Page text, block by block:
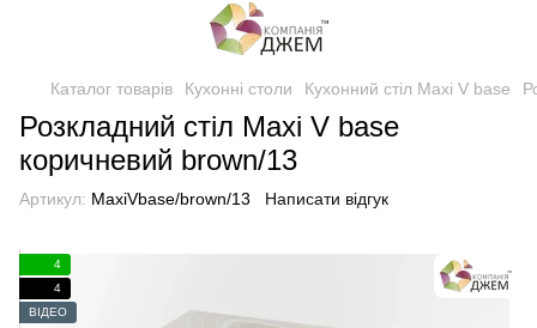
Каталог товарів Кухонні столи Кухонний стіл Maxi V base
Розкладний стіл Maxi V base
коричневий brown/13
Артикул: MaxiVbase/brown/13 Написати відгук
4
4
ВІДЕО